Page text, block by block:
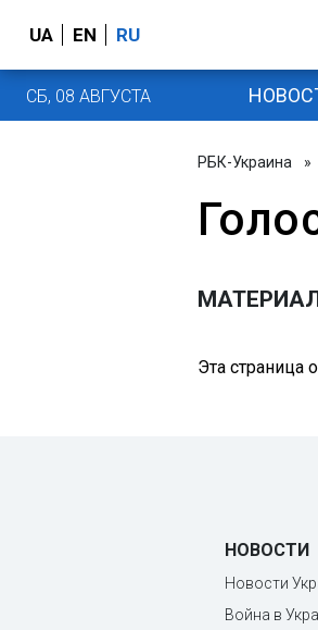
UA EN RU
СБ, 08 АВГУСТА
РБК-Украина »
Эта страница
НОВОСТИ
Новости
Война в